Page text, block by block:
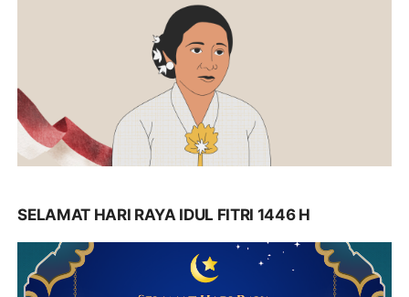
SELAMAT HARI RAYA IDUL FITRI 1446 H